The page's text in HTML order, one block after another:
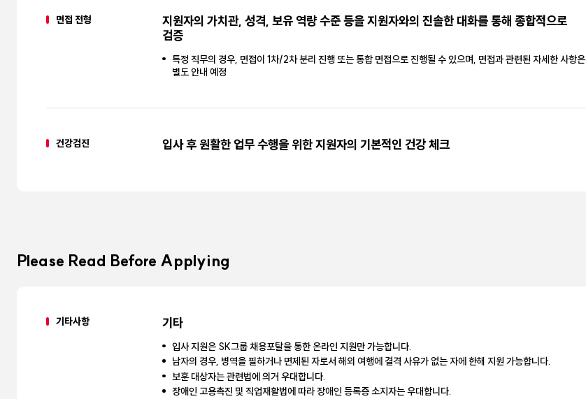
면접 전형
지원자의 가치관, 성격, 보유 역량 수준 등을 지원자와의 진솔한 대화를 통해 종합적으로
검증
특정 직무의 경우, 면접이 1차/2차 분리 진행 또는 통합 면접으로 진행될 수 있으며, 면접과 관련된 자세한 사항은
별도 안내 예정
건강검진 입사 후 원활한 업무 수행을 위한 지원자의 기본적인 건강 체크
Please Read Before Applying
기타사항 기타
입사 지원은 SK그룹 채용포탈을 통한 온라인 지원만 가능합니다.
남자의 경우, 병역을 필하거나 면제된 자로서 해외 여행에 결격 사유가 없는 자에 한해 지원 가능합니다.
보훈 대상자는 관련법에 의거 우대합니다.
장애인 고용촉진 및 직업재활법에 따라 장애인 등록증 소지자는 우대합니다.